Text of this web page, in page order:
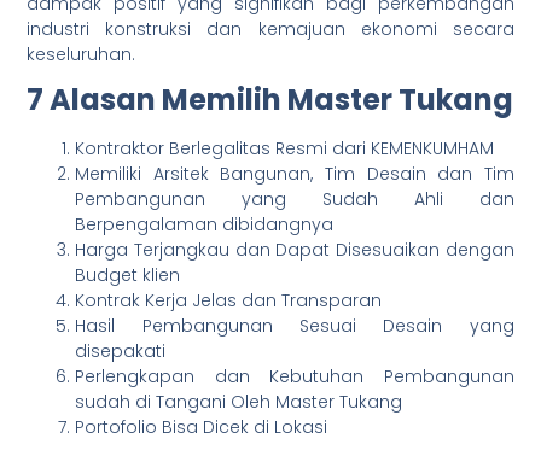
industri konstruksi dan kemajuan ekonomi secara
keseluruhan.
7 Alasan Memilih Master Tukang
Kontraktor Berlegalitas Resmi dari KEMENKUMHAM
Memiliki Arsitek Bangunan, Tim Desain dan Tim
Pembangunan yang Sudah Ahli dan
Berpengalaman dibidangnya
Harga Terjangkau dan Dapat Disesuaikan dengan
Budget klien
Kontrak Kerja Jelas dan Transparan
Hasil Pembangunan Sesuai Desain yang
disepakati
Perlengkapan dan Kebutuhan Pembangunan
sudah di Tangani Oleh Master Tukang
Portofolio Bisa Dicek di Lokasi